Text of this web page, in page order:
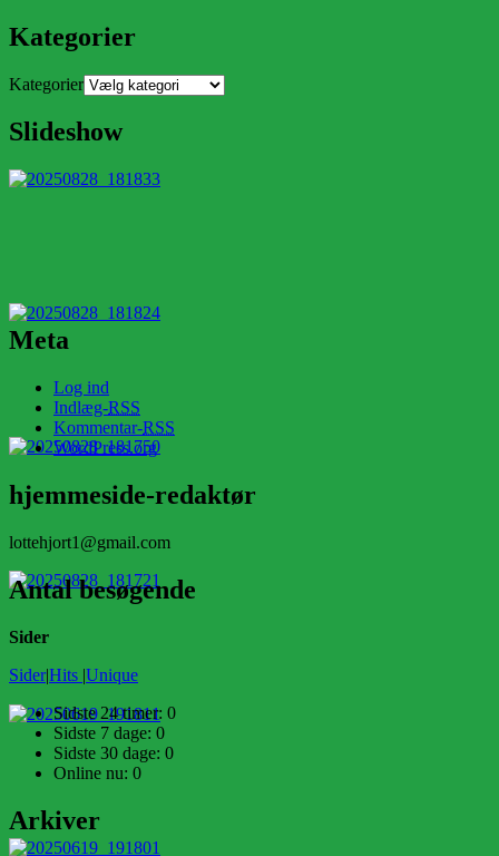
Kategorier
Kategorier
Slideshow
Meta
Log ind
Indlæg-RSS
Kommentar-RSS
WordPress.org
hjemmeside-redaktør
lottehjort1@gmail.com
Antal besøgende
Sider
Sider|Hits |Unique
Sidste 24 timer: 0
Sidste 7 dage: 0
Sidste 30 dage: 0
Online nu: 0
Arkiver